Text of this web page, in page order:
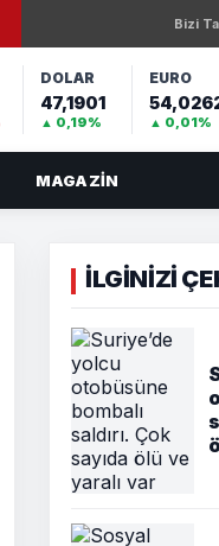
Bizi
DOLAR
47,1901
▲ 0,19%
EURO
▲ 0,01%
MAGAZIN
İLGİNİZİ